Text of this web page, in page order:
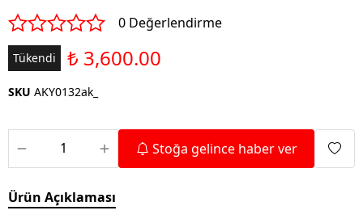
0 Değerlendirme
Tükendi ₺ 3,600.00
SKU AKY0132ak_
Stoğa gelince haber ver
Ürün Açıklaması